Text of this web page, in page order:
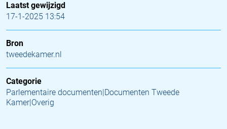
Laatst gewijzigd
17-1-2025 13:54
Bron
tweedekamer.nl
Categorie
Parlementaire documenten|Documenten Tweede
Kamer|Overig